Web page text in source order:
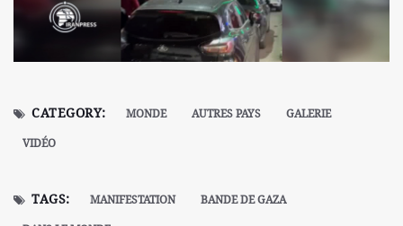
CATEGORY: MONDE AUTRES PAYS
GALERIE
VIDÉO
TAGS: MANIFESTATION
BANDE DE GAZA